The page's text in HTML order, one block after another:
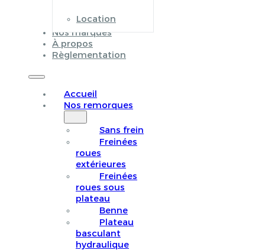
Location
Nos marques
À propos
Règlementation
Accueil
Nos remorques
Sans frein
Freinées
roues
extérieures
Freinées
roues sous
plateau
Benne
Plateau
basculant
hydraulique